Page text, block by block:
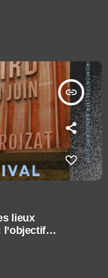
insert_link
lieux